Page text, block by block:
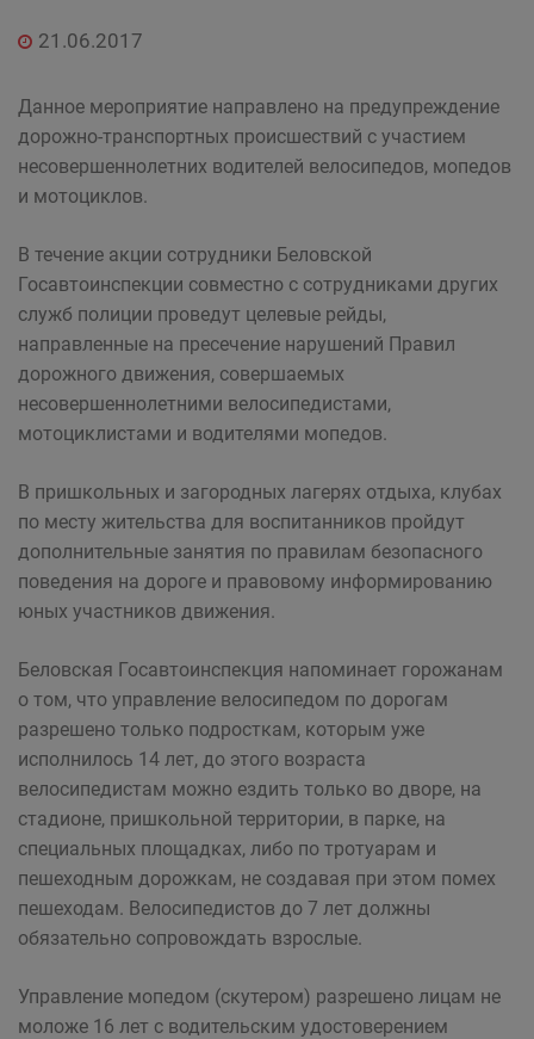
21.06.2017
Данное мероприятие направлено на предупреждение
дорожно-транспортных происшествий с участием
несовершеннолетних водителей велосипедов, мопедов
и мотоциклов.
В течение акции сотрудники Беловской
Госавтоинспекции совместно с сотрудниками других
служб полиции проведут целевые рейды,
направленные на пресечение нарушений Правил
дорожного движения, совершаемых
несовершеннолетними велосипедистами,
мотоциклистами и водителями мопедов.
В пришкольных и загородных лагерях отдыха, клубах
по месту жительства для воспитанников пройдут
дополнительные занятия по правилам безопасного
поведения на дороге и правовому информированию
юных участников движения.
Беловская Госавтоинспекция напоминает горожанам
о том, что управление велосипедом по дорогам
разрешено только подросткам, которым уже
исполнилось 14 лет, до этого возраста
велосипедистам можно ездить только во дворе, на
стадионе, пришкольной территории, в парке, на
специальных площадках, либо по тротуарам и
пешеходным дорожкам, не создавая при этом помех
пешеходам. Велосипедистов до 7 лет должны
обязательно сопровождать взрослые.
Управление мопедом (скутером) разрешено лицам не
моложе 16 лет с водительским удостоверением